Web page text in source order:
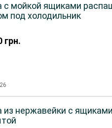
грн.
с мойкой ящиками
под холодильник
из нержавейки с